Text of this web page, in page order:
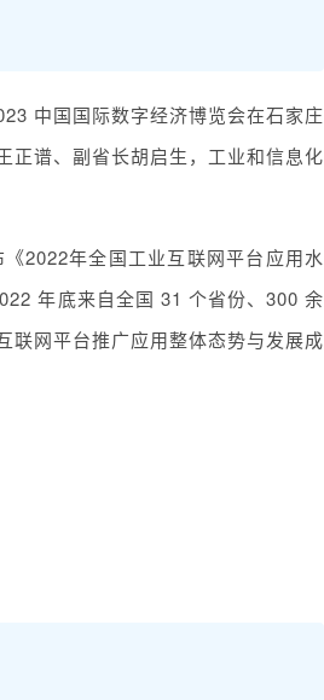
中国国际数字经济博览会在石家庄
正谱、副省长胡启生，工业和信息化
2022年全国工业互联网平台应用水
年底来自全国 31 个省份、300 余
联网平台推广应用整体态势与发展成